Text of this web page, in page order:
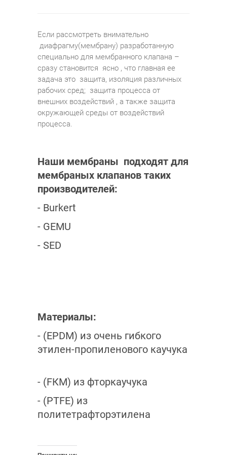
Если рассмотреть внимательно
диафрагму(мембрану) разработанную
специально для мембранного клапана –
сразу становится ясно , что главная ее
задача это защита, изоляция различных
рабочих сред; защита процесса от
внешних воздействий , а также защита
окружающей среды от воздействий
процесса.
Наши мембраны подходят для
мембраных клапанов таких
производителей:
- Burkert
- GEMU
- SED
Материалы:
- (ЕРDM) из очень гибкого
этилен-пропиленового каучука
- (FКМ) из фторкаучука
- (РТFЕ) из
политетрафторэтилена